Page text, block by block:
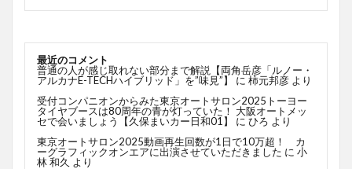
最近のコメント
普通の人が感じ取れない部分まで解説【両角岳彦「ルノー・
アルカナE-TECHハイブリッド」を”味見”】 に 柿元邦彦 より
受付コンパニオンからみた東京オートサロン2025トーヨー
タイヤブースは80周年の青が灯っていた！ 大阪オートメッ
セで会いましょう【久保まいカー日和01】
に ひろ より
東京オートサロン2025動画再生回数が1日で10万超！ カ
ーグラフィックオンエアに出演させていただきました に 小
林 和久 より